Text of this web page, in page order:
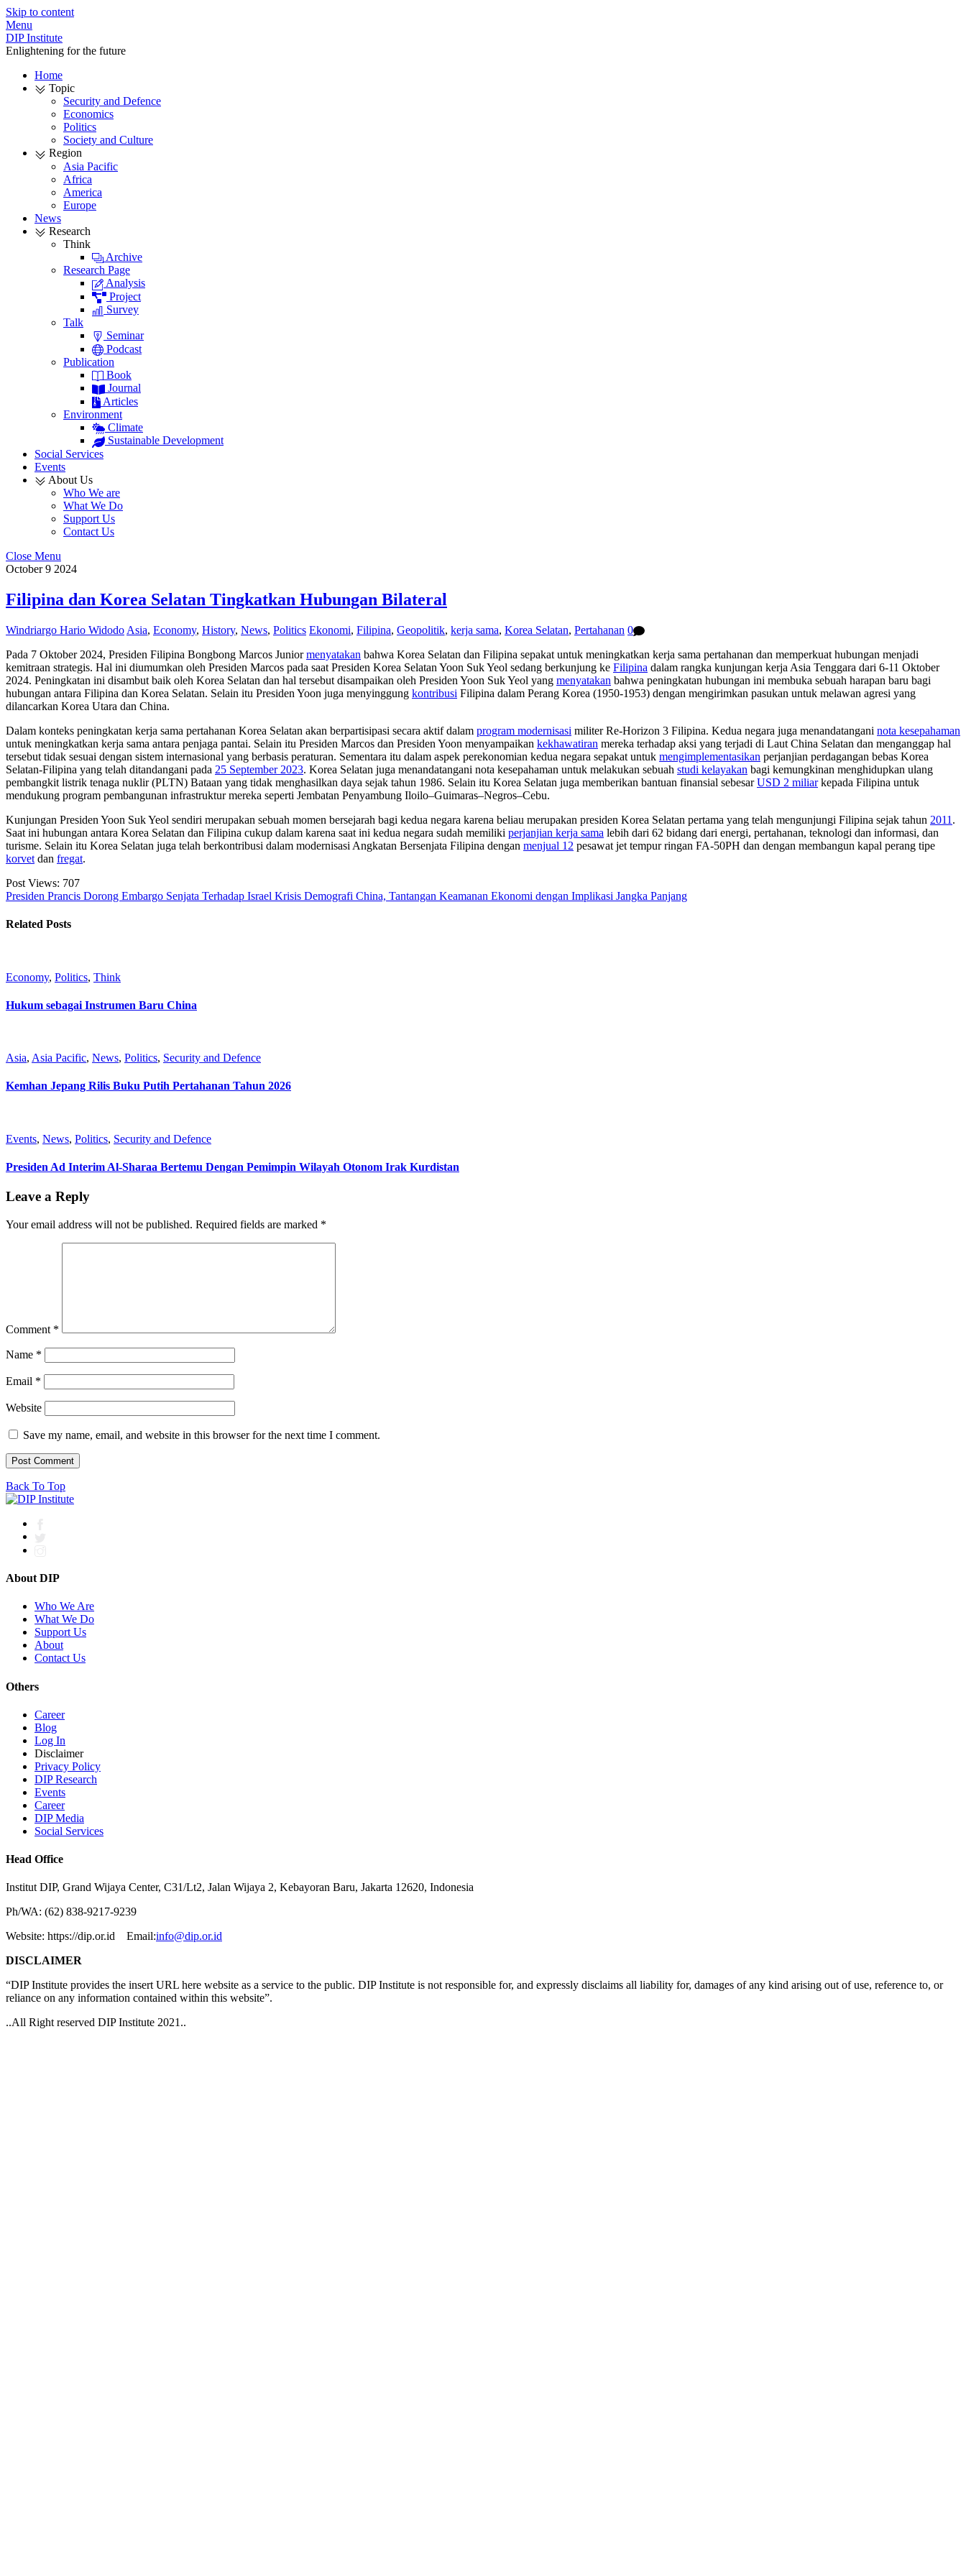
Skip to content
Menu
DIP Institute
Enlightening for the future
Home
Topic
Security and Defence
Economics
Politics
Society and Culture
Region
Asia Pacific
Africa
America
Europe
News
Research
Think
Archive
Research Page
Analysis
Project
Survey
Talk
Seminar
Podcast
Publication
Book
Journal
Articles
Environment
Climate
Sustainable Development
Social Services
Events
About Us
Who We are
What We Do
Support Us
Contact Us
Close Menu
October 9 2024
Filipina dan Korea Selatan Tingkatkan Hubungan Bilateral
Windriargo Hario Widodo Asia, Economy, History, News, Politics Ekonomi, Filipina, Geopolitik, kerja sama, Korea Selatan, Pertahanan 0
Pada 7 Oktober 2024, Presiden Filipina Bongbong Marcos Juniormenyatakan bahwa Korea Selatan dan Filipina sepakat untuk meningkatkan kerja sama pertahanan dan memperkuat hubungan menjadi
kemitraan strategis. Hal ini diumumkan oleh Presiden Marcos pada saat Presiden Korea Selatan Yoon Suk Yeol sedang berkunjung ke Filipina dalam rangka kunjungan kerja Asia Tenggara dari 6-11 Oktober
2024. Peningkatan ini disambut baik oleh Korea Selatan dan hal tersebut disampaikan oleh Presiden Yoon Suk Yeol yang menyatakan bahwa peningkatan hubungan ini membuka sebuah harapan baru bagi
hubungan antara Filipina dan Korea Selatan. Selain itu Presiden Yoon juga menyinggung kontribusi Filipina dalam Perang Korea (1950-1953) dengan mengirimkan pasukan untuk melawan agresi yang
dilancarkan Korea Utara dan China.
Dalam konteks peningkatan kerja sama pertahanan Korea Selatan akan berpartisipasi secara aktif dalam program modernisasi militer Re-Horizon 3 Filipina. Kedua negara juga menandatangani nota kesepahaman
untuk meningkatkan kerja sama antara penjaga pantai. Selain itu Presiden Marcos dan Presiden Yoon menyampaikan kekhawatiran mereka terhadap aksi yang terjadi di Laut China Selatan dan menganggap hal
tersebut tidak sesuai dengan sistem internasional yang berbasis peraturan. Sementara itu dalam aspek perekonomian kedua negara sepakat untuk mengimplementasikan perjanjian perdagangan bebas Korea
Selatan-Filipina yang telah ditandangani pada 25 September 2023. Korea Selatan juga menandatangani nota kesepahaman untuk melakukan sebuah studi kelayakan bagi kemungkinan menghidupkan ulang
pembangkit listrik tenaga nuklir (PLTN) Bataan yang tidak menghasilkan daya sejak tahun 1986. Selain itu Korea Selatan juga memberikan bantuan finansial sebesarUSD 2 miliarkepada Filipina untuk
mendukung program pembangunan infrastruktur mereka seperti Jembatan Penyambung Iloilo–Guimaras–Negros–Cebu.
Kunjungan Presiden Yoon Suk Yeol sendiri merupakan sebuah momen bersejarah bagi kedua negara karena beliau merupakan presiden Korea Selatan pertama yang telah mengunjungi Filipina sejak tahun 2011 .
Saat ini hubungan antara Korea Selatan dan Filipina cukup dalam karena saat ini kedua negara sudah memiliki perjanjian kerja sama lebih dari 62 bidang dari energi, pertahanan, teknologi dan informasi, dan
turisme. Selain itu Korea Selatan juga telah berkontribusi dalam modernisasi Angkatan Bersenjata Filipina dengan menjual 12 pesawat jet tempur ringan FA-50PH dan dengan membangun kapal perang tipe
korvet dan fregat.
Post Views: 707
Presiden Prancis Dorong Embargo Senjata Terhadap Israel Krisis Demografi China, Tantangan Keamanan Ekonomi dengan Implikasi Jangka Panjang
Related Posts
Economy, Politics, Think
Hukum sebagai Instrumen Baru China
Asia, Asia Pacific, News, Politics, Security and Defence
Kemhan Jepang Rilis Buku Putih Pertahanan Tahun 2026
Events, News, Politics, Security and Defence
Presiden Ad Interim Al-Sharaa Bertemu Dengan Pemimpin Wilayah Otonom Irak Kurdistan
Leave a Reply
Your email address will not be published. Required fields are marked *
Comment *
Name *
Email *
Website
Save my name, email, and website in this browser for the next time I comment.
Back To Top
About DIP
Who We Are
What We Do
Support Us
About
Contact Us
Others
Career
Blog
Log In
Disclaimer
Privacy Policy
DIP Research
Events
Career
DIP Media
Social Services
Head Office
Institut DIP, Grand Wijaya Center, C31/Lt2, Jalan Wijaya 2, Kebayoran Baru, Jakarta 12620, Indonesia
Ph/WA: (62) 838-9217-9239
Website: https://dip.or.id Email:info@dip.or.id
DISCLAIMER
“DIP Institute provides the insert URL here website as a service to the public. DIP Institute is not responsible for, and expressly disclaims all liability for, damages of any kind arising out of use, reference to, or
reliance on any information contained within this website”.
..All Right reserved DIP Institute 2021..